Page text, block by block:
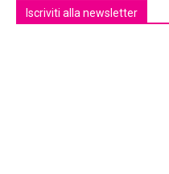
Iscriviti alla newsletter